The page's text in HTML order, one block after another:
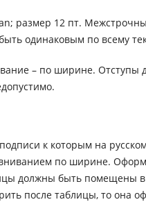
размер 12 пт.
одинаковым по всему
– по ширине. Отступы
к которым на
по ширине.
должны быть помещены в
после таблицы, то она